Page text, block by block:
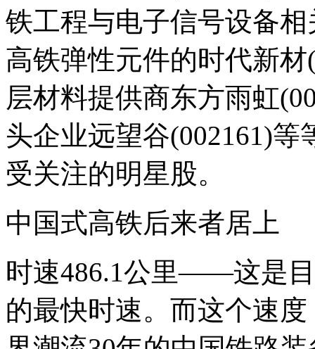
铁工程与电子信号设备
高铁弹性元件的时代新
层材料提供商东方雨虹
头企业远望谷(002161)
受关注的明星股。
中国式高铁后来者居上
时速486.1公里——这是
的最快时速。而这个速